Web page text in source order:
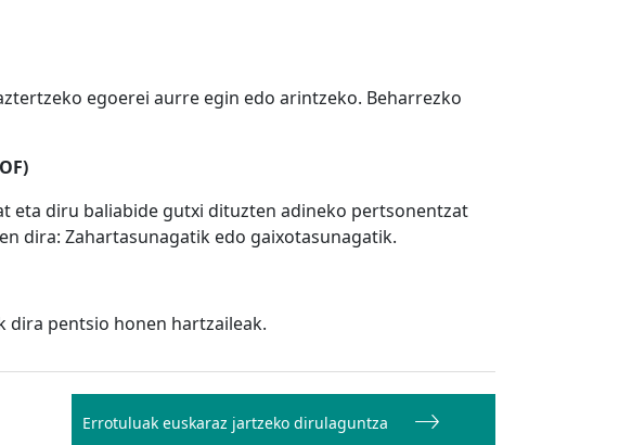
egoerei aurre egin edo arintzeko. Beharrezko
eta diru baliabide gutxi dituzten adineko pertsonentzat
dira: Zahartasunagatik edo gaixotasunagatik.
pentsio honen hartzaileak.
Errotuluak euskaraz jartzeko dirulaguntza